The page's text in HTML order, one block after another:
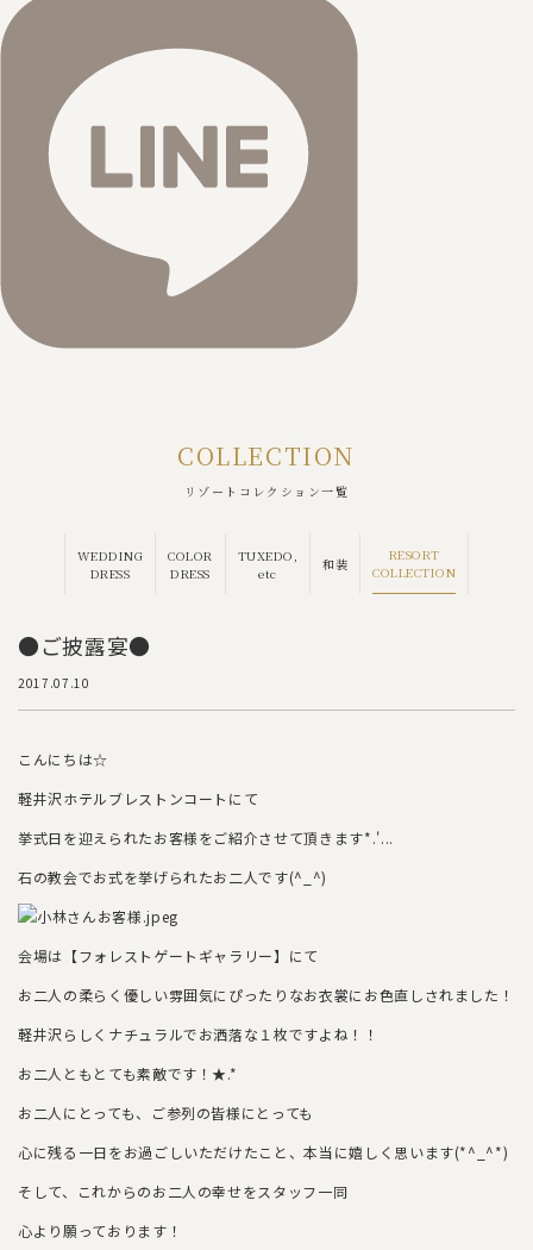
COLLECTION
リゾートコレクション一覧
WEDDING
DRESS
COLOR
DRESS
TUXEDO,
etc
和装
RESORT
COLLECTION
●ご披露宴●
2017.07.10
こんにちは☆
軽井沢ホテルブレストンコートにて
挙式日を迎えられたお客様をご紹介させて頂きます*.'...
石の教会でお式を挙げられたお二人です(^_^)
会場は【フォレストゲートギャラリー】にて
お二人の柔らく優しい雰囲気にぴったりなお衣裳にお色直しされました！
軽井沢らしくナチュラルでお洒落な１枚ですよね！！
お二人ともとても素敵です！★.*
お二人にとっても、ご参列の皆様にとっても
心に残る一日をお過ごしいただけたこと、本当に嬉しく思います(*^_^*)
そして、これからのお二人の幸せをスタッフ一同
心より願っております！